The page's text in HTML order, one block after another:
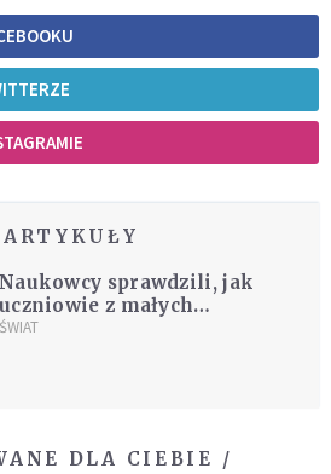
Naukowcy sprawdzili, jak
uczniowie z małych
miejscowości radzili sobie z
ŚWIAT
DLA CIEBIE /